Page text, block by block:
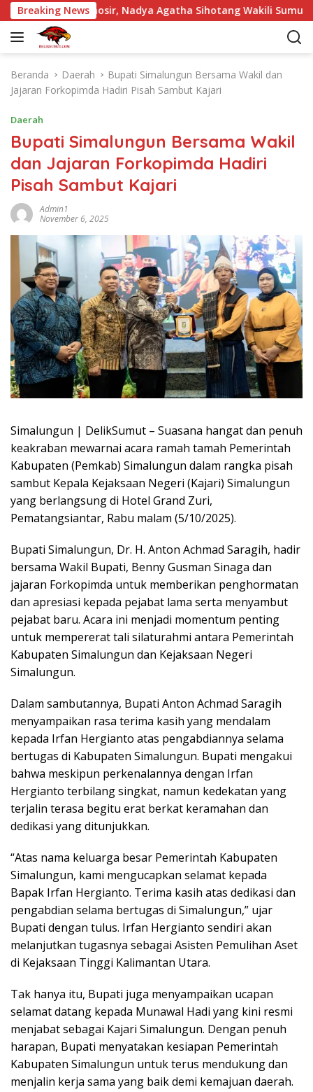
a
Breaking News
Pintu Samosir, Nadya Agatha Sihotang Wakili Sumut di FlS3N
Beranda Daerah
Bupati Simalungun Bersama Wakil dan
Jajaran Forkopimda Hadiri Pisah Sambut Kajari
Daerah
Bupati Simalungun Bersama Wakil
dan Jajaran Forkopimda Hadiri
Pisah Sambut Kajari
Admin1
November 6, 2025
Simalungun | DelikSumut – Suasana hangat dan penuh
keakraban mewarnai acara ramah tamah Pemerintah
Kabupaten (Pemkab) Simalungun dalam rangka pisah
sambut Kepala Kejaksaan Negeri (Kajari) Simalungun
yang berlangsung di Hotel Grand Zuri,
Pematangsiantar, Rabu malam (5/10/2025).
Bupati Simalungun, Dr. H. Anton Achmad Saragih, hadir
bersama Wakil Bupati, Benny Gusman Sinaga dan
jajaran Forkopimda untuk memberikan penghormatan
dan apresiasi kepada pejabat lama serta menyambut
pejabat baru. Acara ini menjadi momentum penting
untuk mempererat tali silaturahmi antara Pemerintah
Kabupaten Simalungun dan Kejaksaan Negeri
Simalungun.
Dalam sambutannya, Bupati Anton Achmad Saragih
menyampaikan rasa terima kasih yang mendalam
kepada Irfan Hergianto atas pengabdiannya selama
bertugas di Kabupaten Simalungun. Bupati mengakui
bahwa meskipun perkenalannya dengan Irfan
Hergianto terbilang singkat, namun kedekatan yang
terjalin terasa begitu erat berkat keramahan dan
dedikasi yang ditunjukkan.
“Atas nama keluarga besar Pemerintah Kabupaten
Simalungun, kami mengucapkan selamat kepada
Bapak Irfan Hergianto. Terima kasih atas dedikasi dan
pengabdian selama bertugas di Simalungun,” ujar
Bupati dengan tulus. Irfan Hergianto sendiri akan
melanjutkan tugasnya sebagai Asisten Pemulihan Aset
di Kejaksaan Tinggi Kalimantan Utara.
Tak hanya itu, Bupati juga menyampaikan ucapan
selamat datang kepada Munawal Hadi yang kini resmi
menjabat sebagai Kajari Simalungun. Dengan penuh
harapan, Bupati menyatakan kesiapan Pemerintah
Kabupaten Simalungun untuk terus mendukung dan
menjalin kerja sama yang baik demi kemajuan daerah.